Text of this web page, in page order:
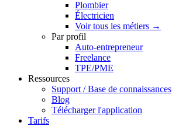
Plombier
Électricien
Voir tous les métiers →
Par profil
Auto-entrepreneur
Freelance
TPE/PME
Ressources
Support / Base de connaissances
Blog
Télécharger l'application
Tarifs